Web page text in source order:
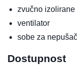
zvučno izolirane
ventilator
sobe za
Dostupnost